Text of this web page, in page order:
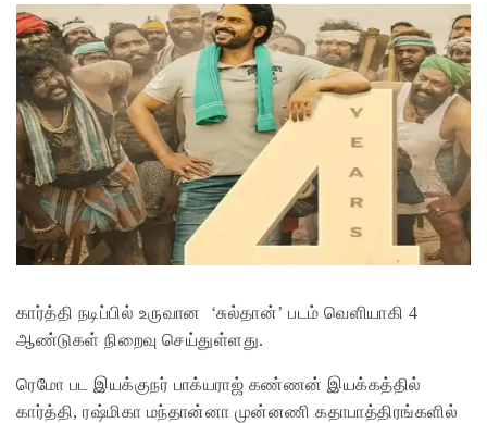
கார்த்தி நடிப்பில் உருவான ‘சுல்தான்’ படம் வெளியாகி 4
ஆண்டுகள் நிறைவு செய்துள்ளது.
ரெமோ பட இயக்குநர் பாக்யராஜ் கண்ணன் இயக்கத்தில்
கார்த்தி, ரஷ்மிகா மந்தான்னா முன்னணி கதாபாத்திரங்களில்